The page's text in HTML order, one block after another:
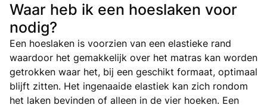
Waar heb ik een hoeslaken voor
nodig?
Een hoeslaken is voorzien van een elastieke rand
waardoor het gemakkelijk over het matras kan worden
getrokken waar het, bij een geschikt formaat, optimaal
blijft zitten. Het ingenaaide elastiek kan zich rondom
het laken bevinden of alleen in de vier hoeken. Een